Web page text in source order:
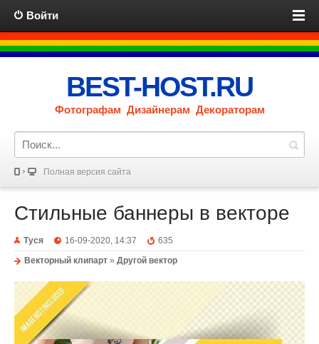
Войти
BEST-HOST.RU
Фотографам Дизайнерам Декораторам
Полная версия сайта
Стильные баннеры в векторе
Туся 16-09-2020, 14:37
635
Векторный клипарт » Другой вектор